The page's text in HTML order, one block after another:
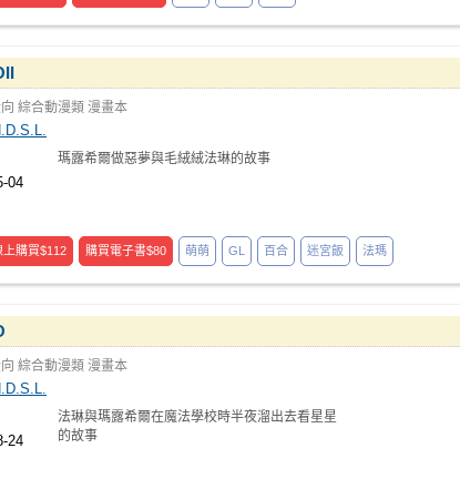
綜合動漫類 漫畫本
04
瑪露希爾做惡夢與毛絨絨法琳的故事
上購買$112 購買電子書$80 萌萌 GL 百合 迷宮飯 法瑪
綜合動漫類 漫畫本
24
法琳與瑪露希爾在魔法學校時半夜溜出去看星星
的故事